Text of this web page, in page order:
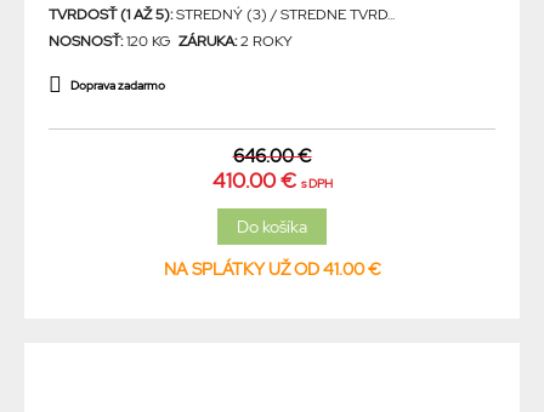
TVRDOSŤ (1 AŽ 5):STREDNÝ (3) / STREDNE TVRD...
NOSNOSŤ:120 KG ZÁRUKA:2 ROKY
Doprava zadarmo
646.00 €
410.00 € s DPH
NA SPLÁTKY UŽ OD 41.00 €